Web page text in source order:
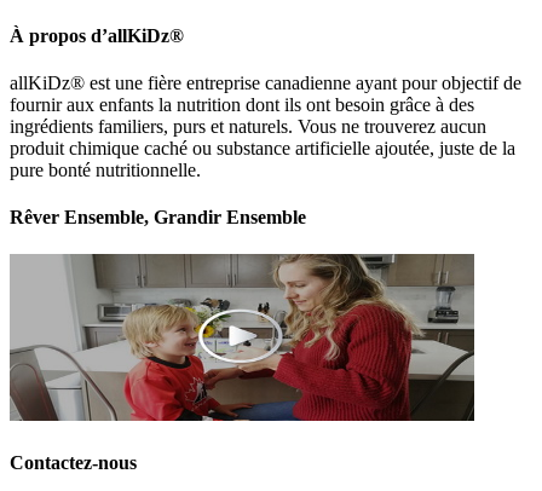
À propos d’allKiDz®
allKiDz® est une fière entreprise canadienne ayant pour objectif de
fournir aux enfants la nutrition dont ils ont besoin grâce à des
ingrédients familiers, purs et naturels. Vous ne trouverez aucun
produit chimique caché ou substance artificielle ajoutée, juste de la
pure bonté nutritionnelle.
Rêver Ensemble, Grandir Ensemble
Contactez-nous